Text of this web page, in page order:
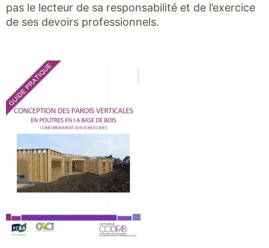
pas le lecteur de sa responsabilité et de l’exercice
de ses devoirs professionnels.